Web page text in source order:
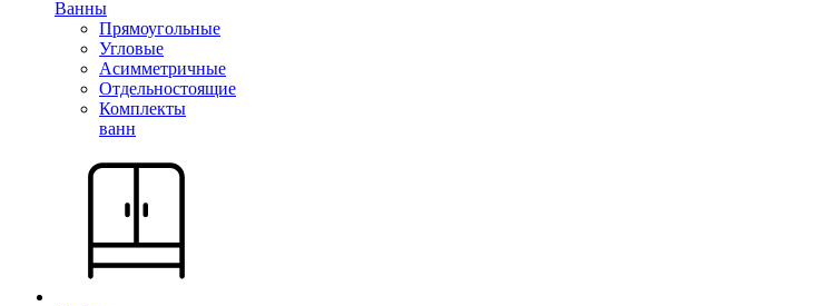
Ванны
Прямоугольные
Угловые
Асимметричные
Отдельностоящие
Комплекты
ванн